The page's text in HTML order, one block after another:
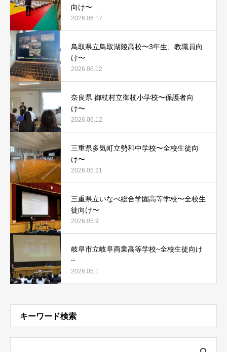
向け〜
2026.06.17
鳥取県立鳥取湖陵高校〜3年生、教職員向
け〜
2026.06.12
奈良県 御杖村立御杖小学校〜保護者向
け〜
2026.06.12
三重県多気町立勢和中学校〜全校生徒向
け〜
2026.05.21
三重県立いなべ総合学園高等学校〜全校生
徒向け〜
2026.05.9
岐阜市立岐阜商業高等学校~全校生徒向け
~
2026.05.1
キーワード検索